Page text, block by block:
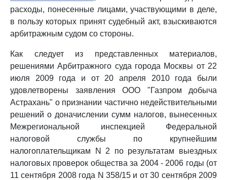
расходы, понесенные лицами, участвующими в деле,
в пользу которых принят судебный акт, взыскиваются
арбитражным судом со стороны.
Как следует из представленных материалов,
решениями Арбитражного суда города Москвы от 22
июля 2009 года и от 20 апреля 2010 года были
удовлетворены заявления ООО "Газпром добыча
Астрахань" о признании частично недействительными
решений о доначислении сумм налогов, вынесенных
Межрегиональной инспекцией Федеральной
налоговой службы по крупнейшим
налогоплательщикам N 2 по результатам выездных
налоговых проверок общества за 2004 - 2006 годы (от
11 сентября 2008 года N 358/15 и от 30 сентября 2009